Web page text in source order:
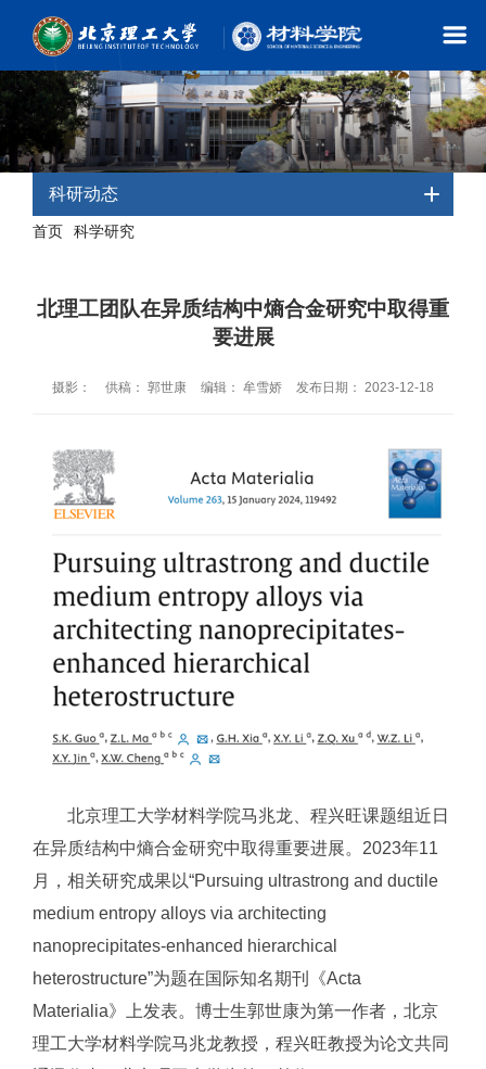
科研动态
首页 科学研究
北理工团队在异质结构中熵合金研究中取得重
要进展
摄影： 供稿： 郭世康 编辑： 牟雪娇 发布日期： 2023-12-18
北京理工大学材料学院马兆龙、程兴旺课题组近日
在异质结构中熵合金研究中取得重要进展。2023年11
月，相关研究成果以“Pursuing ultrastrong and ductile
medium entropy alloys via architecting
nanoprecipitates-enhanced hierarchical
heterostructure”为题在国际知名期刊《Acta
Materialia》上发表。博士生郭世康为第一作者，北京
理工大学材料学院马兆龙教授，程兴旺教授为论文共同